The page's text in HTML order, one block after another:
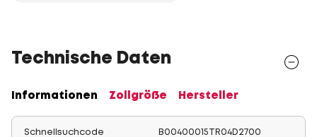
Technische Daten
Informationen Zollgröße Hersteller
Schnellsuchcode B00400015TR04D2700